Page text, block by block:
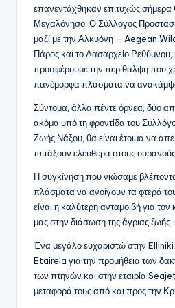
επανεντάχθηκαν επιτυχώς
Μεγαλόνησο. Ο Σύλλογος
μαζί με την Αλκυόνη – Aegean
Πάρος και το Δασαρχείο
προσφέρουμε την περίθαλψη που
πανέμορφα πλάσματα να
Σύντομα, άλλα πέντε όρνεα, δύο
ακόμα υπό τη φροντίδα του
Ζωής Νάξου, θα είναι έτοιμα να
πετάξουν ελεύθερα στους
Η συγκίνηση που νιώσαμε
πλάσματα να ανοίγουν τα φτερά
είναι η καλύτερη ανταμοιβή για
μας στην διάσωση της άγριας ζωής.
Ένα μεγάλο ευχαριστώ στην
Etaireia για την προμήθεια των
των πτηνών και στην εταιρία
μεταφορά τους από και προς την